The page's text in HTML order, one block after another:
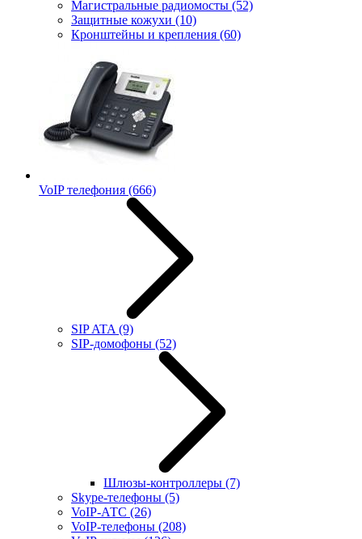
Магистральные радиомосты (52)
Защитные кожухи (10)
Кронштейны и крепления (60)
VoIP телефония (666)
SIP ATA (9)
SIP-домофоны (52)
Шлюзы-контроллеры (7)
Skype-телефоны (5)
VoIP-АТС (26)
VoIP-телефоны (208)